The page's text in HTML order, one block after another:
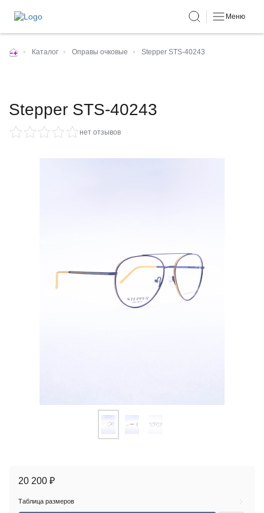
Меню
• Каталог • Оправы очковые • Stepper STS-40243
Stepper STS-40243
нет отзывов
20 200 ₽
Таблица размеров